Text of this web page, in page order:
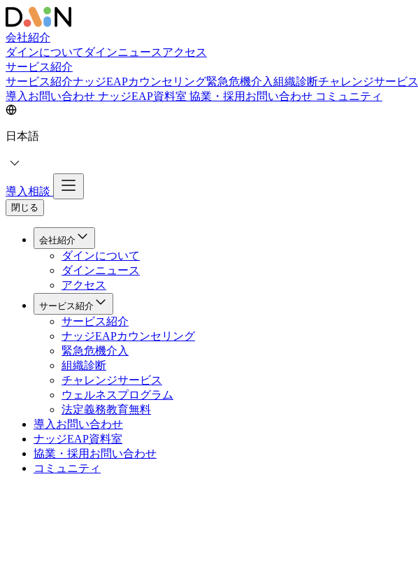
会社紹介
ダインについて ダインニュースアクセス
サービス紹介
サービス紹介ナッジEAPカウンセリング緊急危機介入組織診断チャレンジサービス
導入お問い合わせ ナッジEAP資料室 協業・採用お問い合わせ コミュニティ
日本語
導入相談
閉じる
会社紹介
ダインについて
ダインニュース
アクセス
サービス紹介
サービス紹介
ナッジEAPカウンセリング
緊急危機介入
組織診断
チャレンジサービス
ウェルネスプログラム
法定義務教育無料
導入お問い合わせ
ナッジEAP資料室
協業・採用お問い合わせ
コミュニティ